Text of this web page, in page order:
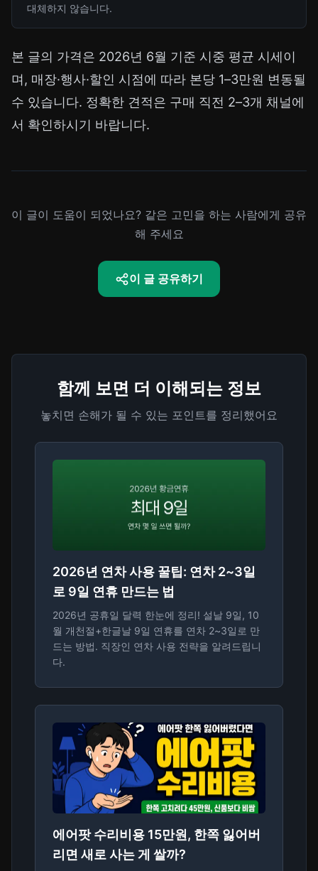
대체하지 않습니다.
본 글의 가격은 2026년 6월 기준 시중 평균 시세이
며, 매장·행사·할인 시점에 따라 본당 1–3만원 변동될
수 있습니다. 정확한 견적은 구매 직전 2–3개 채널에
서 확인하시기 바랍니다.
이 글이 도움이 되었나요? 같은 고민을 하는 사람에게 공유
해 주세요
이 글 공유하기
함께 보면 더 이해되는 정보
놓치면 손해가 될 수 있는 포인트를 정리했어요
2026년 연차 사용 꿀팁: 연차 2~3일
로 9일 연휴 만드는 법
2026년 공휴일 달력 한눈에 정리! 설날 9일, 10
월 개천절+한글날 9일 연휴를 연차 2~3일로 만
드는 방법. 직장인 연차 사용 전략을 알려드립니
다.
에어팟 수리비용 15만원, 한쪽 잃어버
리면 새로 사는 게 쌀까?